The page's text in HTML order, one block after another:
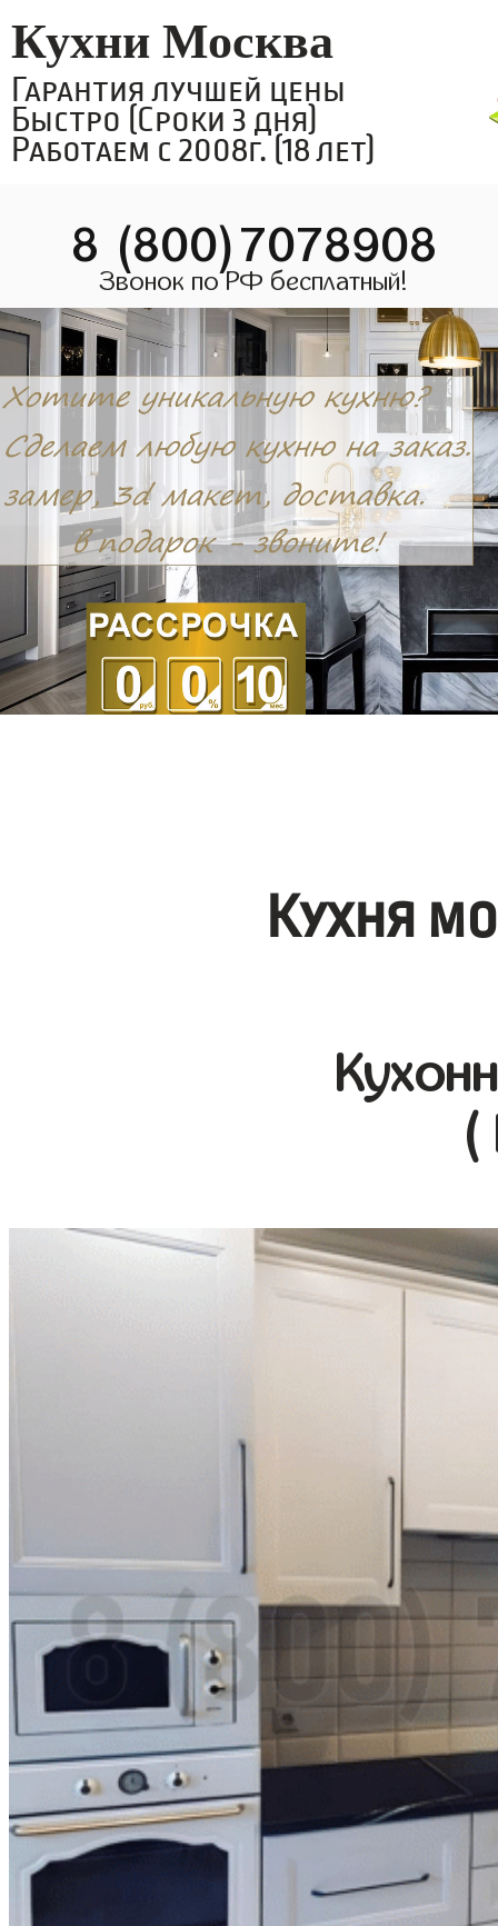
Кухни Москва
Гарантия лучшей цены
Быстро (Сроки 3 дня)
Работаем с 2008г. (18 лет)
8 (800)7078908
Звонок по РФ бесплатный!
Кухня
(